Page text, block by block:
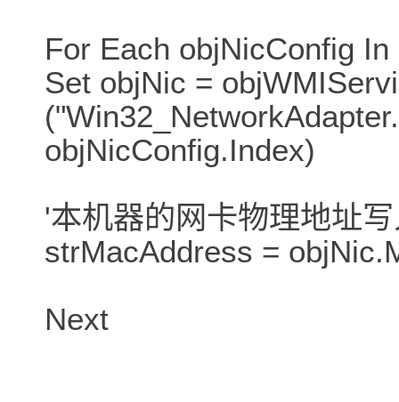
For Each objNicConfig
Set objNic =
objNicConfig.Index)
'本机器的网卡物理地址
strMacAddress =
Next